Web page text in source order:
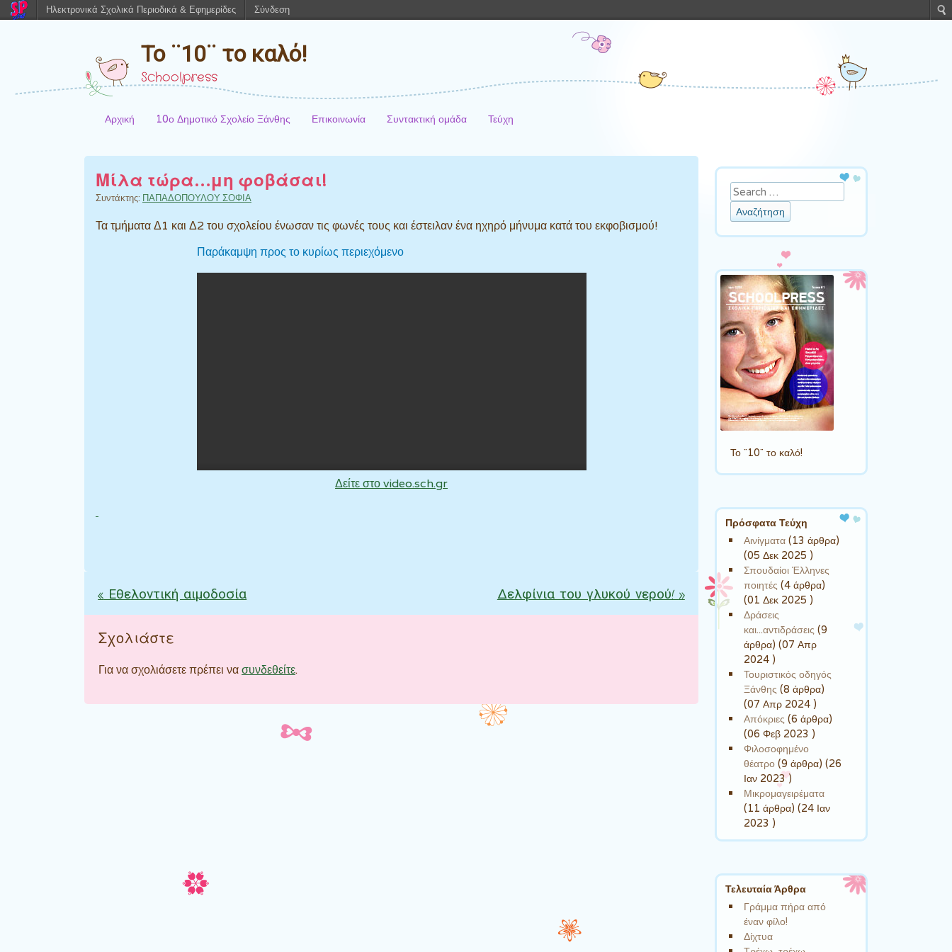
Το ¨10¨ το καλό!
Schoolpress
Αρχική 10ο Δημοτικό Σχολείο Ξάνθης Επικοινωνία Συντακτική ομάδα Τεύχη
Μίλα τώρα…μη φοβάσαι!
Συντάκτης: ΠΑΠΑΔΟΠΟΥΛΟΥ ΣΟΦΙΑ
Τα τμήματα Δ1 και Δ2 του σχολείου ένωσαν τις φωνές τους και έστειλαν ένα ηχηρό μήνυμα κατά του εκφοβισμού!
Δείτε στο video.sch.gr
Πλοήγηση άρθρων
«Εθελοντική αιμοδοσία Δελφίνια του γλυκού νερού!»
Σχολιάστε
Για να σχολιάσετε πρέπει νασυνδεθείτε.
Αναζήτηση
Το ¨10¨ το καλό!
Πρόσφατα Τεύχη
Αινίγματα (13 άρθρα)
(05 Δεκ 2025 )
Σπουδαίοι Έλληνες
ποιητές (4 άρθρα)
(01 Δεκ 2025 )
Δράσεις
και...αντιδράσεις (9
άρθρα) (07 Απρ
2024 )
Τουριστικός οδηγός
Ξάνθης (8 άρθρα)
(07 Απρ 2024 )
Απόκριες (6 άρθρα)
(06 Φεβ 2023 )
Φιλοσοφημένο
θέατρο (9 άρθρα) (26
Ιαν 2023 )
Μικρομαγειρέματα
(11 άρθρα) (24 Ιαν
2023 )
Τελευταία Άρθρα
Γράμμα πήρα από
έναν φίλο!
Δίχτυα
Ηλεκτρονικά Σχολικά Περιοδικά & Εφημερίδες Σύνδεση